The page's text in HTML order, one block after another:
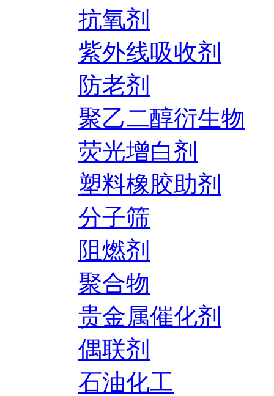
抗氧剂
紫外线吸收剂
防老剂
聚乙二醇衍生物
荧光增白剂
塑料橡胶助剂
分子筛
阻燃剂
聚合物
贵金属催化剂
偶联剂
石油化工